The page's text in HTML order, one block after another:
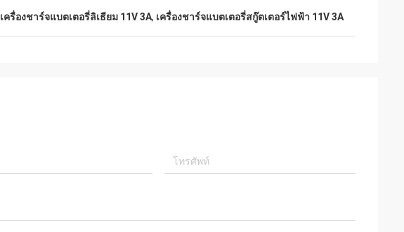
เครื่องชาร์จแบตเตอรี่ลิเธียม 11V 3A, เครื่องชาร์จแบตเตอรี่สกู๊ตเตอร์ไฟฟ้า 11V 3A